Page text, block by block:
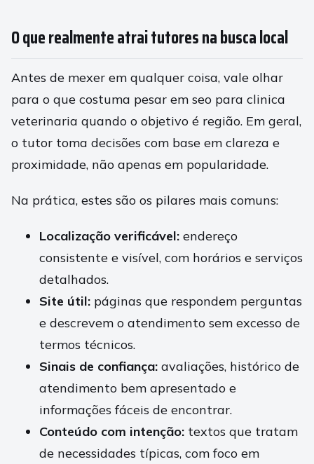
O que realmente atrai tutores na busca local
Antes de mexer em qualquer coisa, vale olhar
para o que costuma pesar em seo para clinica
veterinaria quando o objetivo é região. Em geral,
o tutor toma decisões com base em clareza e
proximidade, não apenas em popularidade.
Na prática, estes são os pilares mais comuns:
Localização verificável: endereço
consistente e visível, com horários e serviços
detalhados.
Site útil: páginas que respondem perguntas
e descrevem o atendimento sem excesso de
termos técnicos.
Sinais de confiança: avaliações, histórico de
atendimento bem apresentado e
informações fáceis de encontrar.
Conteúdo com intenção: textos que tratam
de necessidades típicas, com foco em